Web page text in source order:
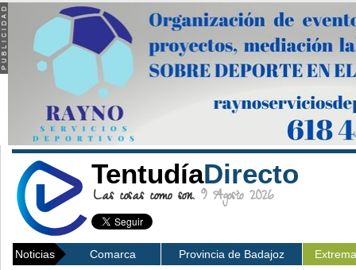
TentudíaDirecto
Las cosas como son. 9 Agosto 2026
Noticias Comarca Provincia de Badajoz